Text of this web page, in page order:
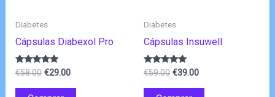
Diabetes
Cápsulas Diabexol Pro
Avaliação
de 5
€58.00 O
original
€29.00O
Diabetes
Cápsulas Insuwell
Avaliação
de 5
€59.00 O
original
€39.00O